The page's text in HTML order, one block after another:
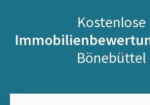
Kostenlose
Bönebüttel